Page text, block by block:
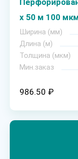
х 50 м 100
Ширина (мм)
Длина (м)
Толщина (мкм)
Мин.заказ
986.50 ₽